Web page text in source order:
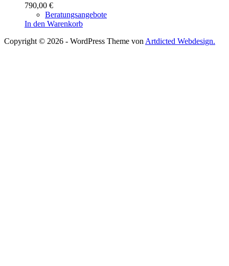
790,00 €
Beratungsangebote
In den Warenkorb
Copyright © 2026 - WordPress Theme von Artdicted Webdesign.